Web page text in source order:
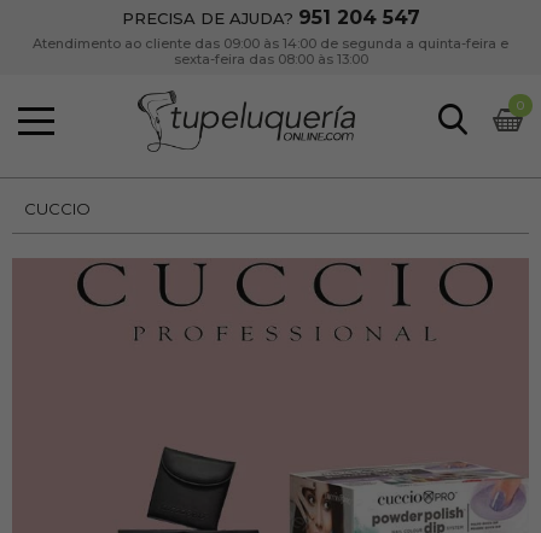
PRECISA DE AJUDA? 951 204 547
Atendimento ao cliente das 09:00 às 14:00 de segunda a quinta-feira e
sexta-feira das 08:00 às 13:00
0
CUCCIO